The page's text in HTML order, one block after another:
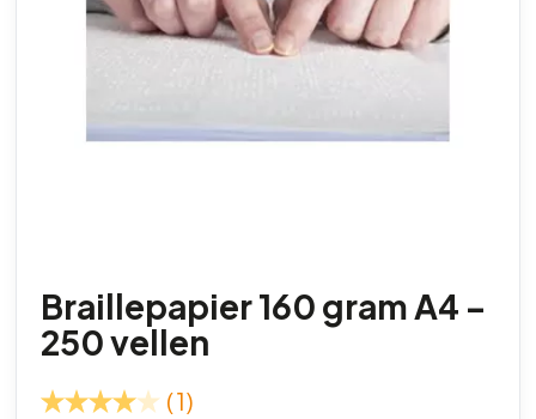
Braillepapier 160 gram A4 –
250 vellen
(1)